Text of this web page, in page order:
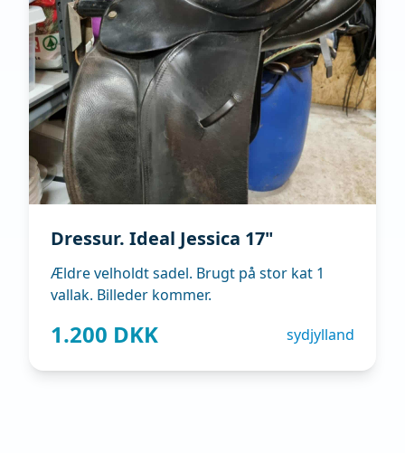
Dressur. Ideal Jessica 17"
Ældre velholdt sadel. Brugt på stor kat 1
vallak. Billeder kommer.
1.200 DKK sydjylland